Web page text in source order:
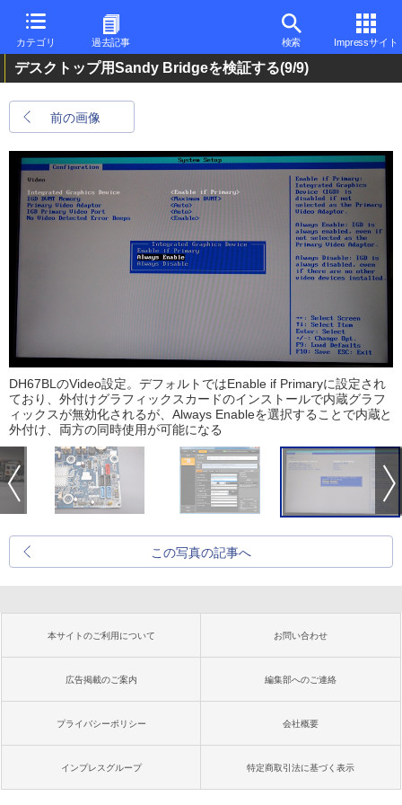
カテゴリ 過去記事 検索 Impressサイト
デスクトップ用Sandy Bridgeを検証する(9/9)
前の画像
DH67BLのVideo設定。デフォルトではEnable if Primaryに設定され
ており、外付けグラフィックスカードのインストールで内蔵グラフ
ィックスが無効化されるが、Always Enableを選択することで内蔵と
外付け、両方の同時使用が可能になる
この写真の記事へ
本サイトのご利用について お問い合わせ
広告掲載のご案内 編集部へのご連絡
プライバシーポリシー 会社概要
インプレスグループ 特定商取引法に基づく表示